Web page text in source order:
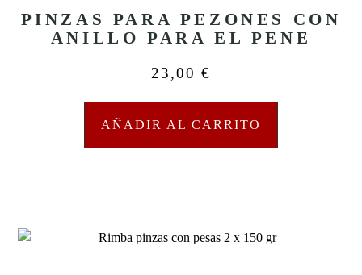
PINZAS PARA PEZONES CON
ANILLO PARA EL PENE
23,00 €
AÑADIR AL CARRITO